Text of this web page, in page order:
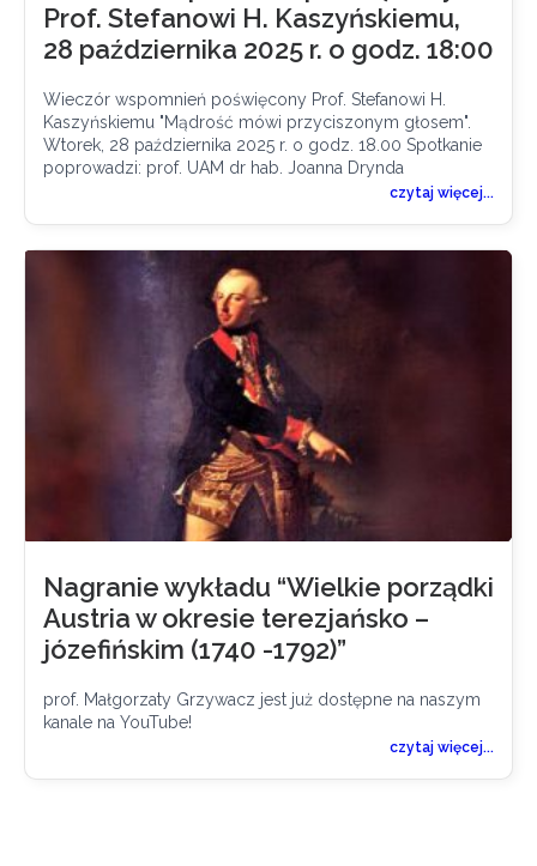
Prof. Stefanowi H. Kaszyńskiemu,
28 października 2025 r. o godz. 18:00
Wieczór wspomnień poświęcony Prof. Stefanowi H.
Kaszyńskiemu "Mądrość mówi przyciszonym głosem".
Wtorek, 28 października 2025 r. o godz. 18.00 Spotkanie
poprowadzi: prof. UAM dr hab. Joanna Drynda
czytaj więcej...
Nagranie wykładu “Wielkie porządki
Austria w okresie terezjańsko –
józefińskim (1740 -1792)”
prof. Małgorzaty Grzywacz jest już dostępne na naszym
kanale na YouTube!
czytaj więcej...